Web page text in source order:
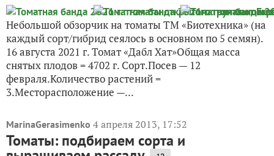
Небольшой обзорчик на томаты ТМ «Биотехника» (на
каждый сорт/гибрид сеялось в основном по 5 семян).
16 августа 2021 г. Томат «Дабл Хат»Общая масса
снятых плодов = 4702 г. Сорт.Посев — 12
февраля.Количество растений =
3.Месторасположение —...
MarinaGerasimenko 4 апреля 2013, 17:52
Томаты: подбираем сорта и